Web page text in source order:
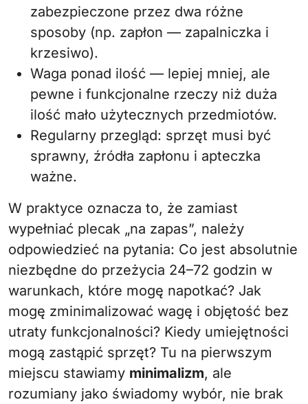
zabezpieczone przez dwa różne
sposoby (np. zapłon — zapalniczka i
krzesiwo).
Waga ponad ilość — lepiej mniej, ale
pewne i funkcjonalne rzeczy niż duża
ilość mało użytecznych przedmiotów.
Regularny przegląd: sprzęt musi być
sprawny, źródła zapłonu i apteczka
ważne.
W praktyce oznacza to, że zamiast
wypełniać plecak „na zapas”, należy
odpowiedzieć na pytania: Co jest absolutnie
niezbędne do przeżycia 24–72 godzin w
warunkach, które mogę napotkać? Jak
mogę zminimalizować wagę i objętość bez
utraty funkcjonalności? Kiedy umiejętności
mogą zastąpić sprzęt? Tu na pierwszym
miejscu stawiamy minimalizm, ale
rozumiany jako świadomy wybór, nie brak